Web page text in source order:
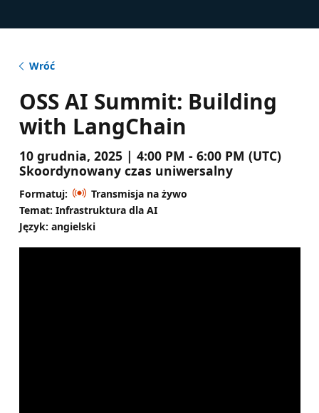
Wróć
OSS AI Summit: Building
with LangChain
10 grudnia, 2025 | 4:00 PM - 6:00 PM (UTC)
Skoordynowany czas uniwersalny
Formatuj:
Transmisja na żywo
Temat: Infrastruktura dla AI
Język: angielski